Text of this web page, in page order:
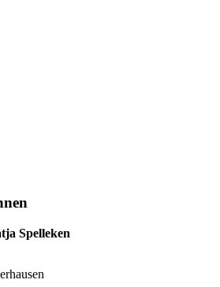
Spelleken